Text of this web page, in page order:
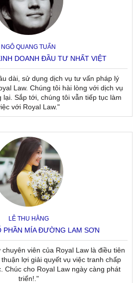
NGÔ QUANG TUẤN
DOANH ĐẦU TƯ NHẤT VIỆT
dài, sử dụng dịch vụ tư vấn pháp lý
Law. Chúng tôi hài lòng với dịch vụ
lại. Sắp tới, chúng tôi vẫn tiếp tục làm
với Royal Law."
LÊ THU HẰNG
PHẦN MÍA ĐƯỜNG LAM SƠN
viên của Royal Law là điều tiên
lợi giải quyết vụ việc tranh chấp
Chúc cho Royal Law ngày càng phát
triển!."